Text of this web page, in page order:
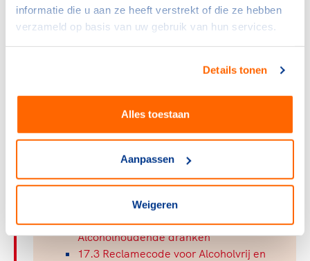
informatie die u aan ze heeft verstrekt of die ze hebben
verzameld op basis van uw gebruik van hun services.
Details tonen
Alles toestaan
Aanpassen
Weigeren
Voedingskundige criteria
regels om vast te stellen of sponsoring van
voedingsmiddelen gericht op kinderen van 7 tot en met
12 jaar is toegestaan, vind jehier.
17.1 Sponsormogelijkheden voor
17.2 Reclamecode voor
Alcoholhoudende dranken
17.3 Reclamecode voor Alcoholvrij en